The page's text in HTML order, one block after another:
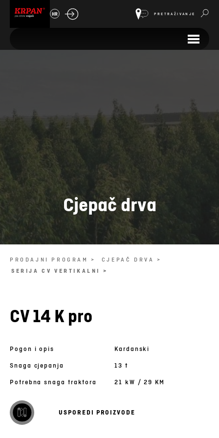
HR PRETRAŽIVANJE
Cjepač drva
PRODAJNI PROGRAM >
CJEPAČ DRVA >
SERIJA CV VERTIKALNI >
CV 14 K pro
Pogon i opis
Kardanski
Snaga cjepanja
13 t
Potrebna snaga traktora
21 kW / 29 KM
USPOREDI PROIZVODE